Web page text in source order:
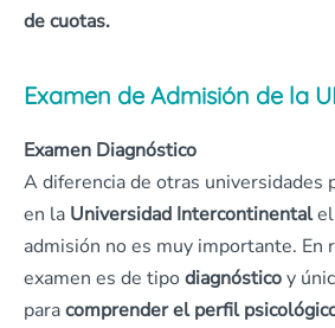
de cuotas.
Examen de Admisión de la
Examen Diagnóstico
A diferencia de otras universidades
en la Universidad Intercontinentalel
admisión no es muy importante. En
examen es de tipo diagnósticoy
paracomprender el perfil